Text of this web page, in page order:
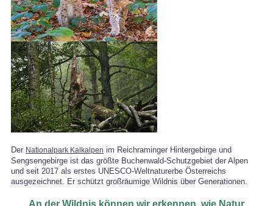
Der Nationalpark Kalkalpen im Reichraminger Hintergebirge und
Sengsengebirge ist das größte Buchenwald-Schutzgebiet der Alpen
und seit 2017 als erstes UNESCO-Weltnaturerbe Österreichs
ausgezeichnet. Er schützt großräumige Wildnis über Generationen.
An der Wildnis können wir erkennen, wie Natur